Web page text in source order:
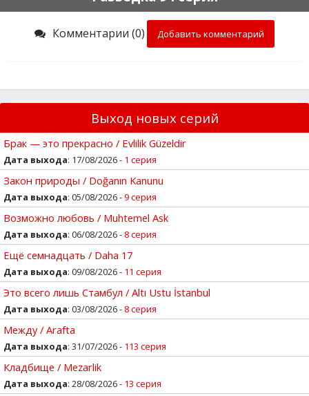
Комментарии (0) Добавить комментарий
Выход новых серий
Брак — это прекрасно / Evlilik Güzeldir
Дата выхода: 17/08/2026 - 1 серия
Закон природы / Doğanın Kanunu
Дата выхода: 05/08/2026 -9 серия
Возможно любовь / Muhtemel Ask
Дата выхода: 06/08/2026 - 8 серия
Ещё семнадцать / Daha 17
Дата выхода: 09/08/2026 - 11 серия
Это всего лишь Стамбул / Altı Ustu İstanbul
Дата выхода: 03/08/2026 - 8 серия
Между / Arafta
Дата выхода: 31/07/2026 - 113 серия
Кладбище / Mezarlik
Дата выхода: 28/08/2026 - 13 серия